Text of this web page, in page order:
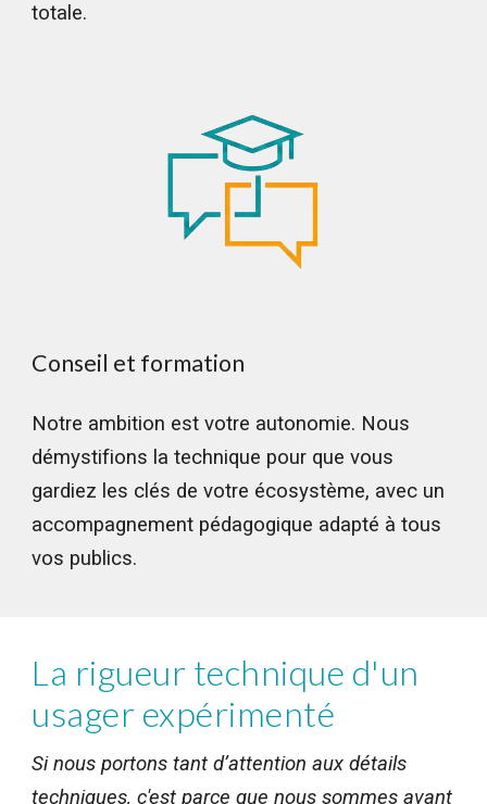
totale.
Conseil et formation
Notre ambition est votre autonomie. Nous
démystifions la technique pour que vous
gardiez les clés de votre écosystème, avec un
accompagnement pédagogique adapté à tous
vos publics.
La rigueur technique d'un
usager expérimenté
Si nous portons tant d’attention aux détails
techniques, c'est parce que nous sommes avant